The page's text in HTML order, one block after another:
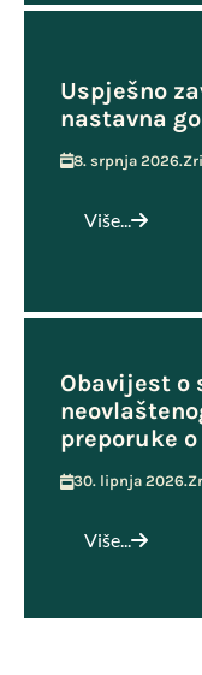
Uspješno
nastavna
8. srpnja 2026.
Više...
Obavijest o
preporuke
30. lipnja 2026.
Više...